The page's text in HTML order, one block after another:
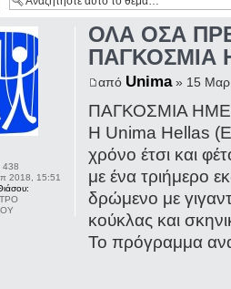
ΟΛΑ ΟΣΑ
ΠΑΓΚΟΣΜΙΑ
από Unima» 15 Μαρ
ΠΑΓΚΟΣΜΙΑ
Η Unima Hellas
χρόνο έτσι και
με ένα τριήμερο
δρώμενο με
κούκλας και
Το πρόγραμμα
438
2018, 15:51